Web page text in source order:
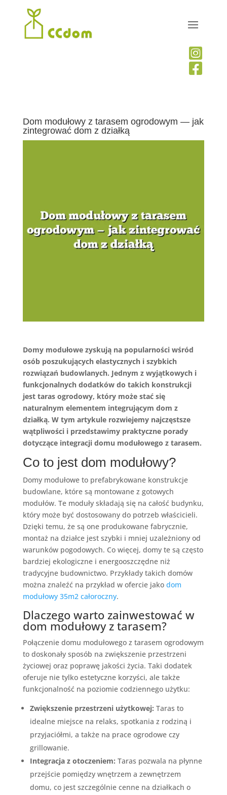


Dom modułowy z tarasem ogrodowym — jak
zintegrować dom z działką
Domy modułowe zyskują na popularności wśród
osób poszukujących elastycznych i szybkich
rozwiązań budowlanych. Jednym z wyjątkowych i
funkcjonalnych dodatków do takich konstrukcji
jest taras ogrodowy, który może stać się
naturalnym elementem integrującym dom z
działką. W tym artykule rozwiejemy najczęstsze
wątpliwości i przedstawimy praktyczne porady
dotyczące integracji domu modułowego z tarasem.
Co to jest dom modułowy?
Domy modułowe to prefabrykowane konstrukcje
budowlane, które są montowane z gotowych
modułów. Te moduły składają się na całość budynku,
który może być dostosowany do potrzeb właścicieli.
Dzięki temu, że są one produkowane fabrycznie,
montaż na działce jest szybki i mniej uzależniony od
warunków pogodowych. Co więcej, domy te są często
bardziej ekologiczne i energooszczędne niż
tradycyjne budownictwo. Przykłady takich domów
można znaleźć na przykład w ofercie jako dom
modułowy 35m2 całoroczny.
Dlaczego warto zainwestować w
dom modułowy z tarasem?
Połączenie domu modułowego z tarasem ogrodowym
to doskonały sposób na zwiększenie przestrzeni
życiowej oraz poprawę jakości życia. Taki dodatek
oferuje nie tylko estetyczne korzyści, ale także
funkcjonalność na poziomie codziennego użytku:
Zwiększenie przestrzeni użytkowej: Taras to
idealne miejsce na relaks, spotkania z rodziną i
przyjaciółmi, a także na prace ogrodowe czy
grillowanie.
Integracja z otoczeniem: Taras pozwala na płynne
przejście pomiędzy wnętrzem a zewnętrzem
domu, co jest szczególnie cenne na działkach o